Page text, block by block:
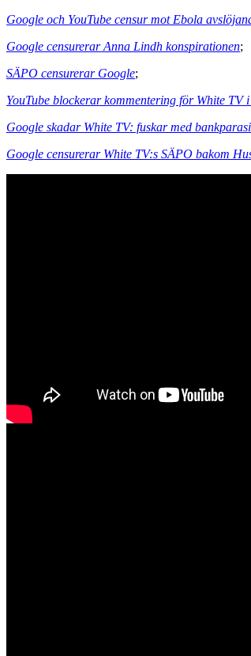
Google och YouTube censur mot Ebola
Google censurerar Anna Lindh konspirationen;
SÄPO censurerar Google;
YouTube blockerar kommentering för White TV
Google skadar White TV: fuskar med
Google censurerar White TV:s SÄPO bakom